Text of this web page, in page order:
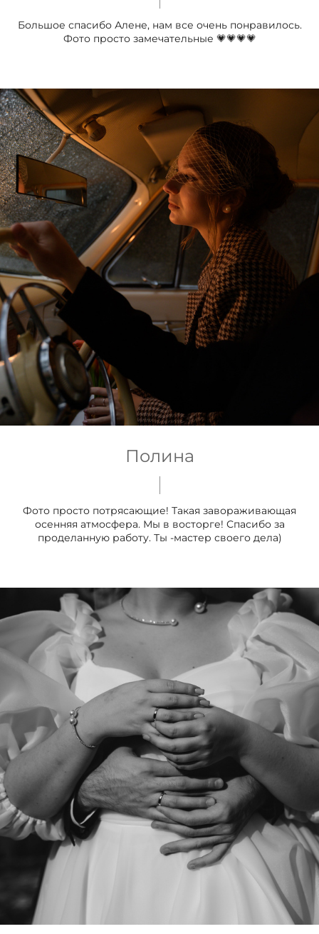
Большое спасибо Алене, нам все очень понравилось.
Фото просто замечательные 💗💗💗💗
Полина
Фото просто потрясающие! Такая завораживающая
осенняя атмосфера. Мы в восторге! Спасибо за
проделанную работу. Ты -мастер своего дела)